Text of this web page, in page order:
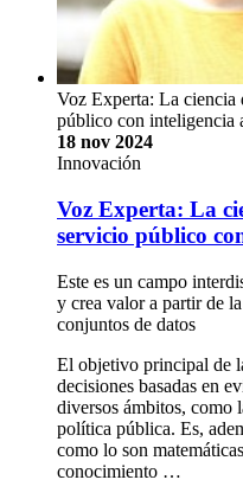
Voz Experta: La ciencia
público con inteligencia
18 nov 2024
Innovación
Voz Experta: La
servicio público
Este es un campo
y crea valor a partir de
conjuntos de datos
El objetivo principal de
decisiones basadas en
diversos ámbitos, como
política pública. Es,
como lo son
conocimiento …